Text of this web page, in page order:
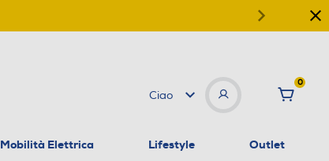
Ciao
0
Mobilità Elettrica Lifestyle Outlet